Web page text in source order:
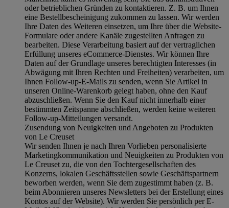
oder betrieblichen Gründen zu kontaktieren. Z. B. um Ihnen
eine Bestellbescheinigung zukommen zu lassen. Wir werden
Ihre Daten des Weiteren einsetzen, um Ihre über die Website-
Formulare oder andere Kanäle zugestellten Anfragen zu
bearbeiten. Diese Verarbeitung basiert auf der vertraglichen
Erfüllung unseres eCommerce-Dienstes. Wir können Ihre
Daten auf der Grundlage unseres berechtigten Interesses (in
Abwägung mit Ihren Rechten und Freiheiten) verarbeiten, um
Ihnen Follow-up-E-Mails zu senden, wenn Sie Artikel in
unseren Online-Warenkorb gelegt haben, ohne den Kauf
abzuschließen. Wenn Sie den Kauf nicht innerhalb einer
bestimmten Zeitspanne abschließen, werden keine weiteren
Follow-up-Mitteilungen versandt.
Zusendung von Neuigkeiten und Angeboten zu Produkten
von Le Creuset
Wir senden Ihnen je nach Ihren Vorlieben personalisierte
Marketingkommunikation und Neuigkeiten zu Produkten von
Le Creuset zu, die von den Tochtergesellschaften des
Konzerns, lokalen Geschäftsstellen sowie Geschäftspartnern
beworben werden, wenn Sie dem zugestimmt haben (z. B.
beim Abonnieren unseres Newsletters bei der Erstellung eines
Kontos auf der Website). Wir werden Sie persönlich per E-